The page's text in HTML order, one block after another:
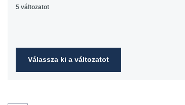
5 változatot
Válassza ki a változatot